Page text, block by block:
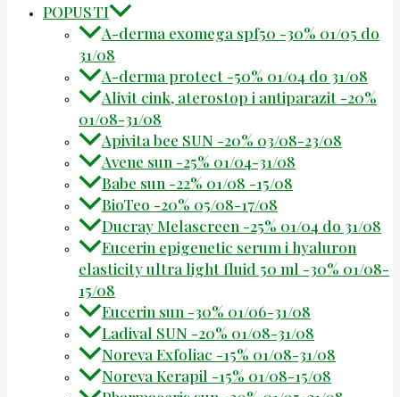
POPUSTI
A-derma exomega spf50 -30% 01/05 do
31/08
A-derma protect -50% 01/04 do 31/08
Alivit cink, aterostop i antiparazit -20%
01/08-31/08
Apivita bee SUN -20% 03/08-23/08
Avene sun -25% 01/04-31/08
Babe sun -22% 01/08 -15/08
BioTeo -20% 05/08-17/08
Ducray Melascreen -25% 01/04 do 31/08
Eucerin epigenetic serum i hyaluron
elasticity ultra light fluid 50 ml -30% 01/08-
15/08
Eucerin sun -30% 01/06-31/08
Ladival SUN -20% 01/08-31/08
Noreva Exfoliac -15% 01/08-31/08
Noreva Kerapil -15% 01/08-15/08